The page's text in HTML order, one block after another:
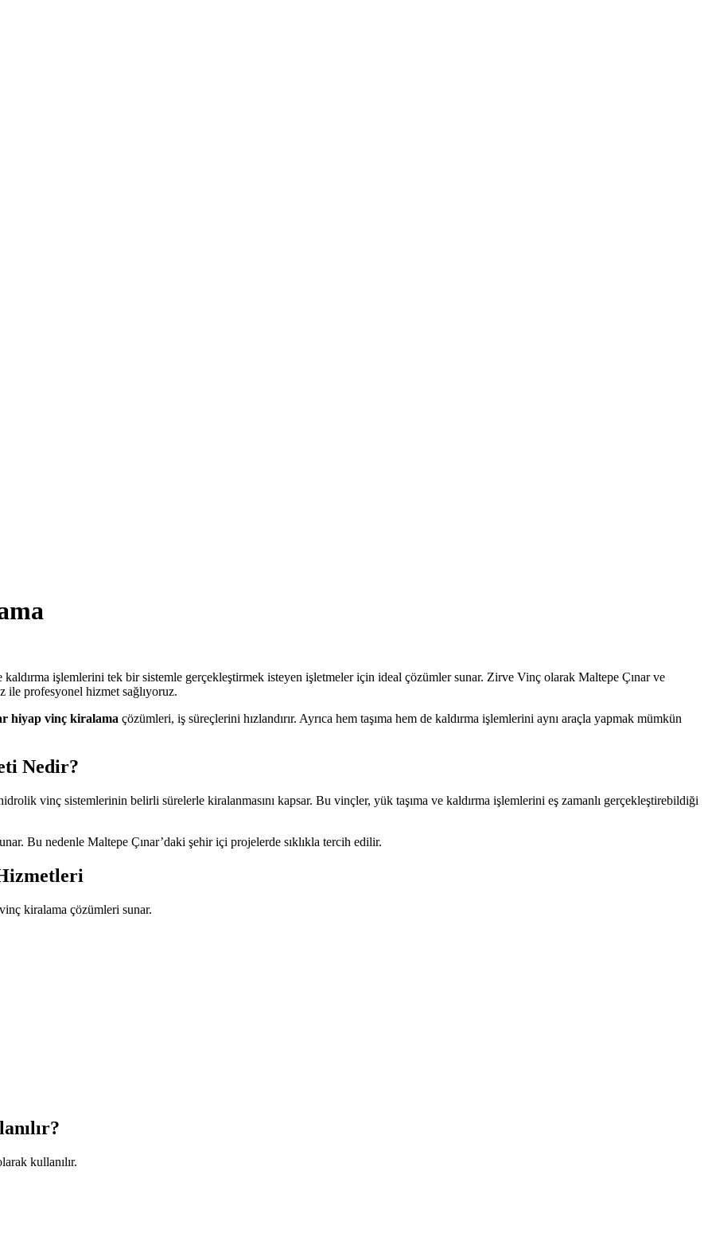
işlemlerini tek bir sistemle gerçekleştirmek isteyen işletmeler için ideal çözümler sunar. Zirve Vinç olarak Maltepe Çınar ve
profesyonel hizmet sağlıyoruz.
hiyap vinç kiralama çözümleri, iş süreçlerini hızlandırır. Ayrıca hem taşıma hem de kaldırma işlemlerini aynı araçla yapmak mümkün
Nedir?
vinç sistemlerinin belirli sürelerle kiralanmasını kapsar. Bu vinçler, yük taşıma ve kaldırma işlemlerini eş zamanlı gerçekleştirebildiği
Bu nedenle Maltepe Çınar’daki şehir içi projelerde sıklıkla tercih edilir.
kiralama çözümleri sunar.
kullanılır.